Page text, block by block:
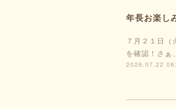
年長お楽し
７月２１日
を確認！さぁ
2026.07.22